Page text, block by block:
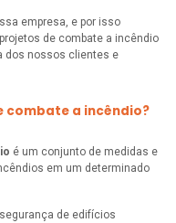
empresa, e por isso
de combate a incêndio
dos nossos clientes e
combate a incêndio?
é um conjunto de medidas e
em um determinado
de edifícios